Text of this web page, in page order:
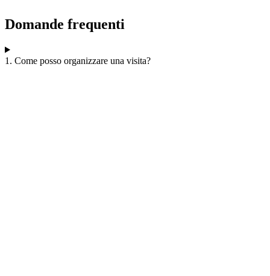
Domande frequenti
1. Come posso organizzare una visita?